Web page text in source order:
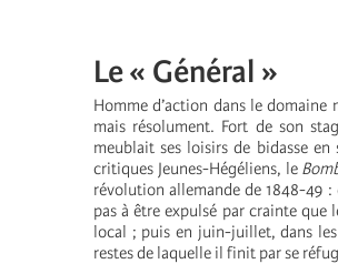
Le « Général »
Homme d’action dans le
mais résolument. Fort de son
meublait ses loisirs de bidasse
critiques Jeunes-Hégéliens, le
révolution allemande de 1848-49 :
pas à être expulsé par crainte
local ; puis en juin-juillet, dans les
restes de laquelle il finit par se